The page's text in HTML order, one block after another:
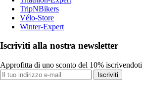
TripNBikers
Vélo-Store
Winter-Expert
Iscriviti alla nostra newsletter
Approfitta di uno sconto del 10% iscrivendoti
Iscriviti